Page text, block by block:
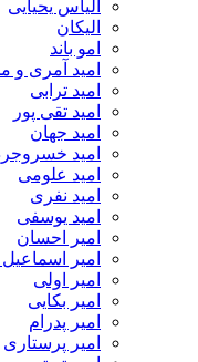
الیاس یحیایی
الیکان
امو باند
امید آمری و
امید ترابی
امید تقی پور
امید جهان
امید
امید علومی
امید نفری
امید یوسفی
امیر احسان
امیر
امیر اولی
امیر بکایی
امیر پدرام
امیر پرستاری